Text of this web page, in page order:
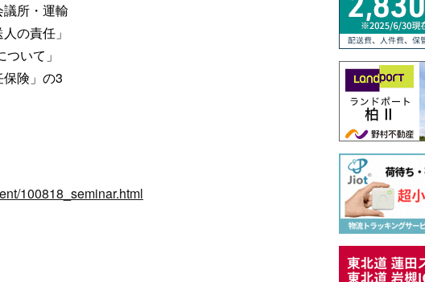
所・運輸
の責任」
いて」
保険」の3
100818_seminar.html